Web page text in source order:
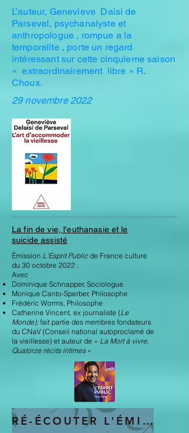
L’auteur, Genevieve Daisi de
Parseval, psychanalyste et
anthropologue , rompue a la
temporalite , porte un regard
intéressant sur cette cinquieme saison
« extraordinairement libre » R.
Choux.
29 novembre 2022
La fin de vie, l'euthanasie et le
suicide assisté
Émission L'Esprit Public de France culture
du 30 octobre 2022 ;
Avec
Dominique Schnapper, Sociologue
Monique Canto-Sperber, Philosophe
Frédéric Worms, Philosophe
Catherine Vincent, ex journaliste (Le
Monde);fait partie des membres fondateurs
du CNaV (Conseil national autoproclamé de
la vieillesse) et auteur de « La Mort à vivre.
Quatorze récits intimes»
RÉ-ÉCOUTER L'ÉMISSION